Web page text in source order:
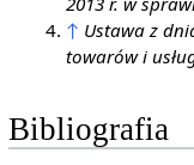
↑ Ustawa z
towarów i
Bibliografia